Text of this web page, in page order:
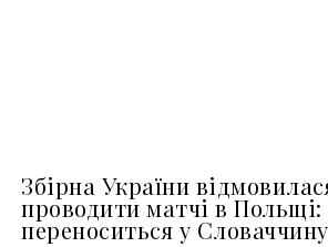
Збірна України
проводити матчі в Польщі:
переноситься у Словаччину